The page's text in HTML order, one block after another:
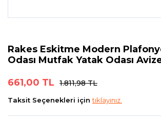
Rakes Eskitme Modern
Odası Mutfak Yatak Odası
661,00 TL
1.811,98 TL
Taksit Seçenekleri içintıklayınız.